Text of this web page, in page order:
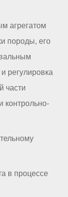
агрегатом
породы, его
регулировка
части
контрольно-
в процессе